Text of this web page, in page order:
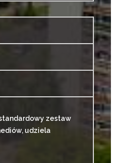
zestaw
udziela